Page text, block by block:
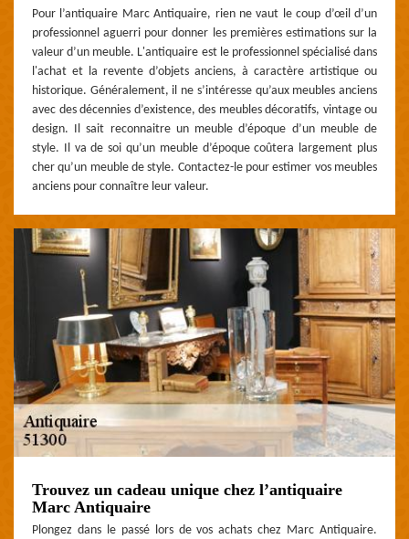
Pour l’antiquaire Marc Antiquaire, rien ne vaut le coup d’œil d’un
professionnel aguerri pour donner les premières estimations sur la
valeur d’un meuble. L'antiquaire est le professionnel spécialisé dans
l'achat et la revente d’objets anciens, à caractère artistique ou
historique. Généralement, il ne s’intéresse qu’aux meubles anciens
avec des décennies d’existence, des meubles décoratifs, vintage ou
design. Il sait reconnaitre un meuble d’époque d’un meuble de
style. Il va de soi qu’un meuble d’époque coûtera largement plus
cher qu’un meuble de style. Contactez-le pour estimer vos meubles
anciens pour connaître leur valeur.
Trouvez un cadeau unique chez l’antiquaire
Marc Antiquaire
Plongez dans le passé lors de vos achats chez Marc Antiquaire.